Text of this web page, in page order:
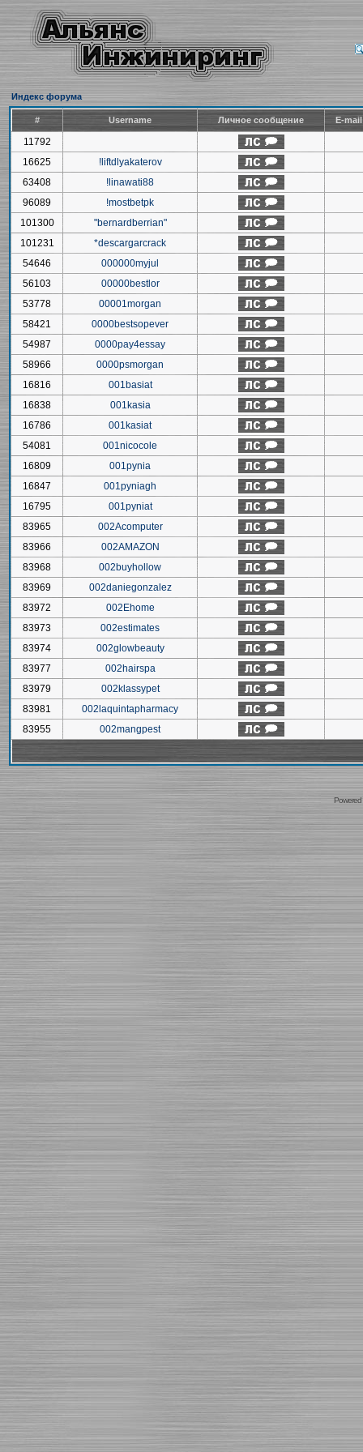
Индекс форума
# Username Личное сообщение E-
11792
16625
!liftdlyakaterov
63408
!linawati88
96089
!mostbetpk
101300
"bernardberrian"
101231
*descargarcrack
54646
000000myjul
56103
00000bestlor
53778
00001morgan
58421
0000bestsopever
54987
0000pay4essay
58966
0000psmorgan
16816
001basiat
16838
001kasia
16786
001kasiat
54081
001nicocole
16809
001pynia
16847
001pyniagh
16795
001pyniat
83965
002Acomputer
83966
002AMAZON
83968
002buyhollow
83969
002daniegonzalez
83972
002Ehome
83973
002estimates
83974
002glowbeauty
83977
002hairspa
83979
002klassypet
83981
002laquintapharmacy
83955
002mangpest